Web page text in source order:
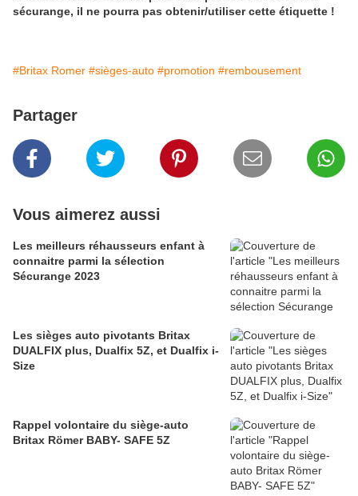
sécurange, il ne pourra pas obtenir/utiliser cette étiquette !
#Britax Romer #sièges-auto #promotion #rembousement
Partager
Vous aimerez aussi
Les meilleurs réhausseurs enfant à
connaitre parmi la sélection
Sécurange 2023
Les sièges auto pivotants Britax
DUALFIX plus, Dualfix 5Z, et Dualfix i-
Size
Rappel volontaire du siège-auto
Britax Römer BABY- SAFE 5Z